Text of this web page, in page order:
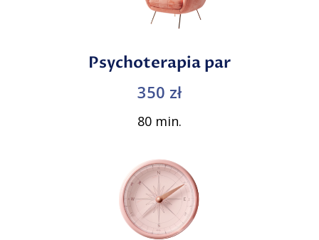
Psychoterapia par
350 zł
80 min.